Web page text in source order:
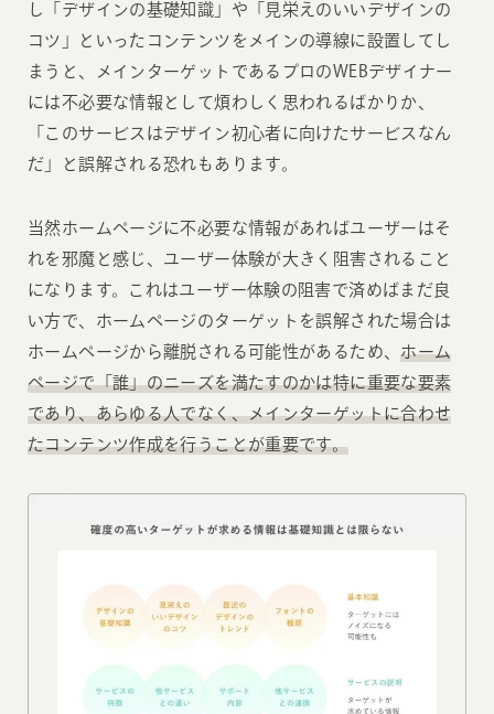
し「デザインの基礎知識」や「見栄えのいいデザインの
コツ」といったコンテンツをメインの導線に設置してし
まうと、メインターゲットであるプロのWEBデザイナー
には不必要な情報として煩わしく思われるばかりか、
「このサービスはデザイン初心者に向けたサービスなん
だ」と誤解される恐れもあります。
当然ホームページに不必要な情報があればユーザーはそ
れを邪魔と感じ、ユーザー体験が大きく阻害されること
になります。これはユーザー体験の阻害で済めばまだ良
い方で、ホームページのターゲットを誤解された場合は
ホームページから離脱される可能性があるため、ホーム
ページで「誰」のニーズを満たすのかは特に重要な要素
であり、あらゆる人でなく、メインターゲットに合わせ
たコンテンツ作成を行うことが重要です。